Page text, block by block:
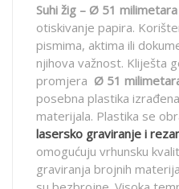
Suhi žig – Ø 51 milimetara
otiskivanje papira.
pismima, aktima ili
njihova važnost. Kliješta
promjera Ø 51
posebna plastika
materijala. Plastika se
lasersko graviranje i
omogućuju vrhunsku
graviranja brojnih